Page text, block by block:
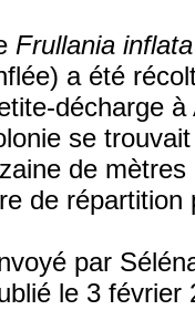
Frullania inflata
a été
décharge
se
de
de répartition
par
le 3 février